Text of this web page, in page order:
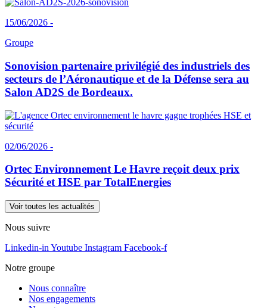
15/06/2026 -
Groupe
Sonovision partenaire privilégié des industriels des
secteurs de l’Aéronautique et de la Défense sera au
Salon AD2S de Bordeaux.
02/06/2026 -
Ortec Environnement Le Havre reçoit deux prix
Sécurité et HSE par TotalEnergies
Voir toutes les actualités
Nous suivre
Linkedin-in Youtube Instagram Facebook-f
Notre groupe
Nous connaître
Nos engagements